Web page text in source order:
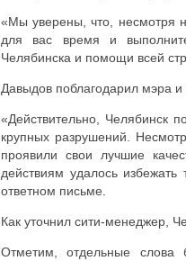
«Мы уверены, что, несмотря
для вас время и
Челябинска и помощи всей
Давыдов поблагодарил мэра
«Действительно, Челябинск
крупных разрушений.
проявили свои лучшие
действиям удалось
ответном письме.
Как уточнил сити-менеджер,
Отметим, отдельные слова